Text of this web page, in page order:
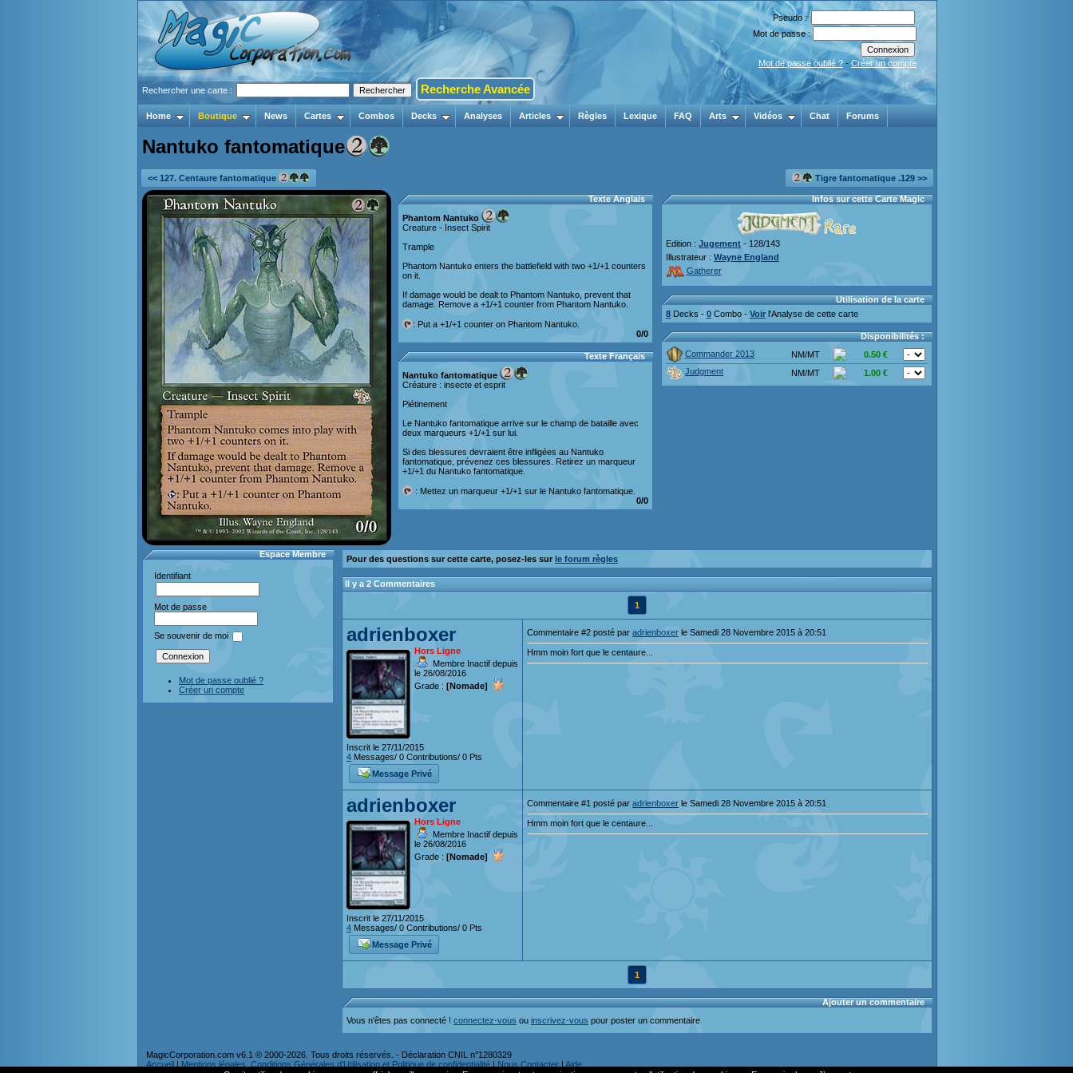
Pseudo :
Mot de passe :
Mot de passe oublié ? - Créer un compte
Rechercher une carte : Recherche Avancée
Home Boutique News Cartes Combos Decks Analyses Articles Règles Lexique FAQ Arts Vidéos Chat Forums
Nantuko fantomatique
<< 127. Centaure fantomatique Tigre fantomatique .129 >>
Texte Anglais
Phantom Nantuko
Creature - Insect Spirit
Trample
Phantom Nantuko enters the battlefield with two +1/+1 counters
on it.
If damage would be dealt to Phantom Nantuko, prevent that
damage. Remove a +1/+1 counter from Phantom Nantuko.
: Put a +1/+1 counter on Phantom Nantuko.
0/0
Texte Français
Nantuko fantomatique
Créature : insecte et esprit
Piétinement
Le Nantuko fantomatique arrive sur le champ de bataille avec
deux marqueurs +1/+1 sur lui.
Si des blessures devraient être infligées au Nantuko
fantomatique, prévenez ces blessures. Retirez un marqueur
+1/+1 du Nantuko fantomatique.
: Mettez un marqueur +1/+1 sur le Nantuko fantomatique.
0/0
Infos sur cette Carte Magic
Edition : Jugement - 128/143
Illustrateur : Wayne England
Gatherer
Utilisation de la carte
8 Decks - 0 Combo - Voir l'Analyse de cette carte
Disponibilités :
Commander 2013
NM/MT
0.50 €
Judgment
NM/MT 1.00 €
Espace Membre
Identifiant
Mot de passe
Se souvenir de moi
Mot de passe oublié ?
Créer un compte
Pour des questions sur cette carte, posez-les sur le forum règles
Il y a 2 Commentaires
1
adrienboxer
Hors Ligne
Membre Inactif depuis
le 26/08/2016
Grade : [Nomade]
Inscrit le 27/11/2015
4 Messages/ 0 Contributions/ 0 Pts
Message Privé
Commentaire #2 posté par adrienboxer le Samedi 28 Novembre 2015 à 20:51
Hmm moin fort que le centaure...
adrienboxer
Hors Ligne
Membre Inactif depuis
le 26/08/2016
Grade : [Nomade]
Inscrit le 27/11/2015
4 Messages/ 0 Contributions/ 0 Pts
Message Privé
Commentaire #1 posté par adrienboxer le Samedi 28 Novembre 2015 à 20:51
Hmm moin fort que le centaure...
1
Ajouter un commentaire
Vous n'êtes pas connecté ! connectez-vous ou inscrivez-vous pour poster un commentaire
MagicCorporation.com v6.1 © 2000-2026. Tous droits réservés. - Déclaration CNIL n°1280329
Accueil | Mentions légales, Conditions Générales d'Utilisation et Politique de confidentialité | Nous Contacter | Aide